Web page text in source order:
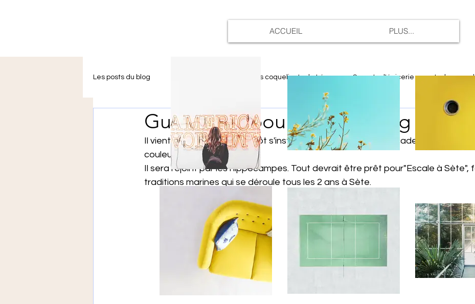
ACCUEIL PLUS...
Les posts du blog Les coquelicots de Léon Secrets d'épicerie Le bureau
le mur de street art de Léon
Gustave, le poulpe de l'étang de
Il vient de naître et va bientôt s'installer sur notre nouvelle façade, qui va
couleurs de l'étang.
Il sera rejoint par les hippocampes. Tout devrait être prêt pour"Escale à Sète",
traditions marines qui se déroule tous les 2 ans à Sète.